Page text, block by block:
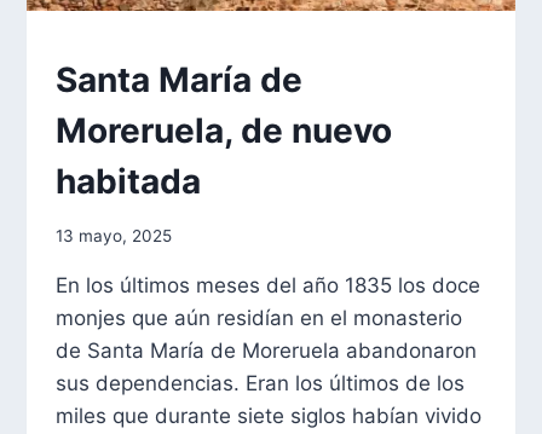
FORMACIÓN
Santa María de
Moreruela, de nuevo
habitada
Por
13 mayo, 2025
En los últimos meses del año 1835 los doce
monjes que aún residían en el monasterio
de Santa María de Moreruela abandonaron
sus dependencias. Eran los últimos de los
miles que durante siete siglos habían vivido